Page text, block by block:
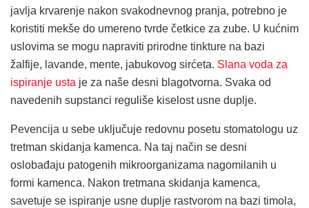
javlja krvarenje nakon svakodnevnog pranja, potrebno je
koristiti mekše do umereno tvrde četkice za zube. U kućnim
uslovima se mogu napraviti prirodne tinkture na bazi
žalfije, lavande, mente, jabukovog sirćeta. Slana voda za
ispiranje usta je za naše desni blagotvorna. Svaka od
navedenih supstanci reguliše kiselost usne duplje.
Pevencija u sebe uključuje redovnu posetu stomatologu uz
tretman skidanja kamenca. Na taj način se desni
oslobađaju patogenih mikroorganizama nagomilanih u
formi kamenca. Nakon tretmana skidanja kamenca,
savetuje se ispiranje usne duplje rastvorom na bazi timola,